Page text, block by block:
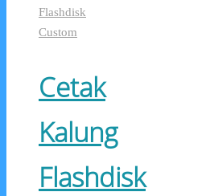
Flashdisk
Custom
Cetak
Kalung
Flashdisk